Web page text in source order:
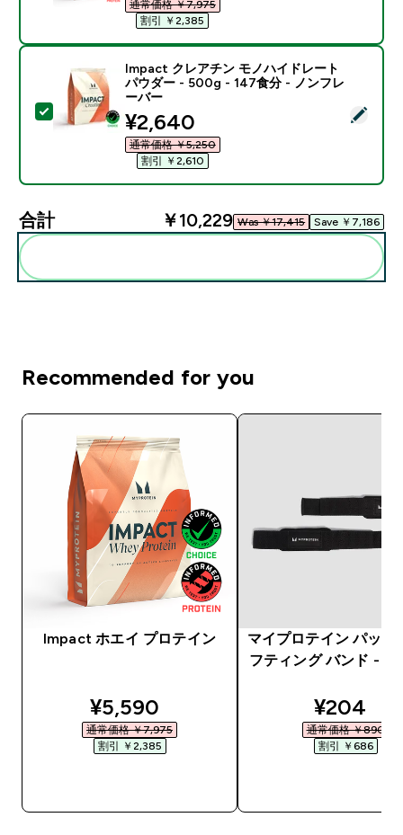
通常価格 ￥7,975‎
割引 ￥2,385‎
この商品を選択 - Impact クレアチン モノハイドレ
Impact クレアチン モノハイドレート
パウダー - 500g - 147食分 - ノンフレ
ーバー
discounted price
¥2,640‎
通常価格 ￥5,250‎
割引 ￥2,610‎
合計 ￥10,229‎ Was ￥17,415‎ Save ￥7,186‎
Recommended for you
Impact ホエイ プロテイン
discounted price
¥5,590‎
通常価格 ￥7,975‎
割引 ￥2,385‎
マイプロテイン パッド
フティング バンド - ブ
¥204‎
通常価格 ￥890‎
割引 ￥686‎